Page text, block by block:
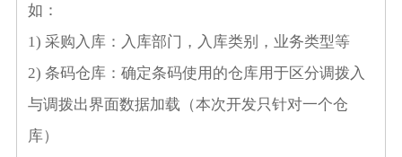
如：
1) 采购入库：入库部门，入库类别，业务类型等
2) 条码仓库：确定条码使用的仓库用于区分调拨入
与调拨出界面数据加载（本次开发只针对一个仓
库）